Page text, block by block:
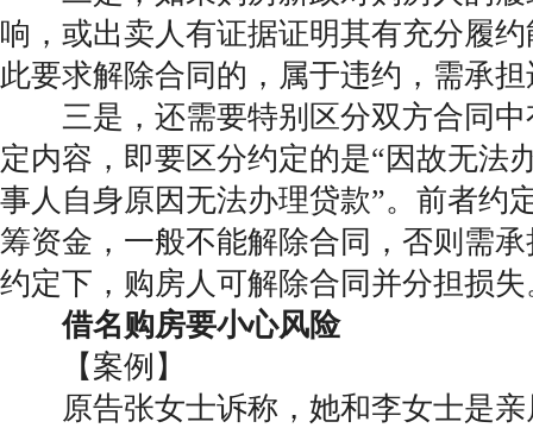
响，或出卖人有证据证明其有充分履
此要求解除合同的，属于违约，需承
三是，还需要特别区分双方合同中
定内容，即要区分约定的是“因故无法
事人自身原因无法办理贷款”。前者约
筹资金，一般不能解除合同，否则需
约定下，购房人可解除合同并分担损失
借名购房要小心风险
【案例】
原告张女士诉称，她和李女士是亲